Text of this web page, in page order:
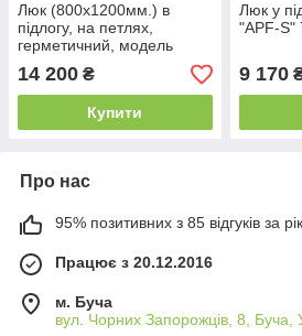
Люк (800х1200мм.) в
підлогу, на петлях,
герметичний, модель
"APF-U"
14 200 ₴
Купити
Люк у
"APF-S"
9 170
Про нас
95% позитивних з 85 відгуків за рік
Працює з 20.12.2016
м. Буча
вул. Чорних Запорожців, 8, Буча,